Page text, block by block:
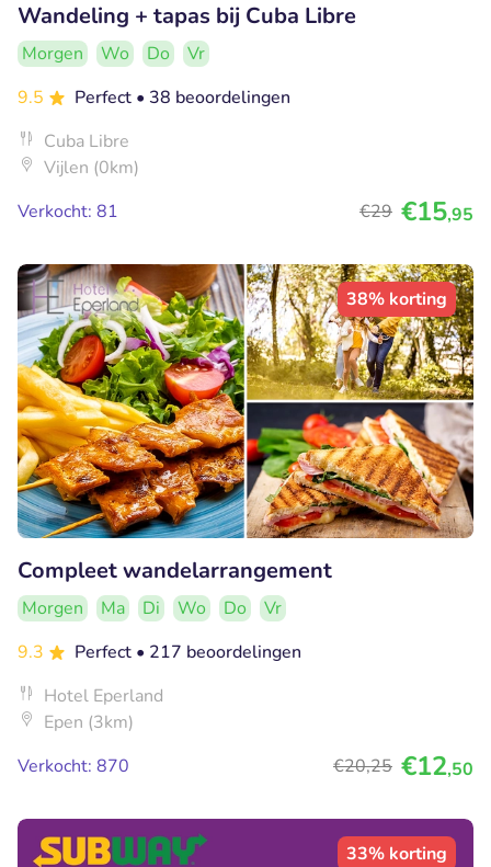
Wandeling + tapas bij Cuba Libre
Morgen Wo Do
Vr
9.5
Perfect • 38 beoordelingen
Cuba Libre
Vijlen (0km)
Verkocht: 81
€29 €15,95
38% korting
Compleet wandelarrangement
Morgen Ma Di Wo Do
Vr
9.3
Perfect • 217 beoordelingen
Hotel Eperland
Epen (3km)
Verkocht: 870
€20,25 €12,50
33% korting